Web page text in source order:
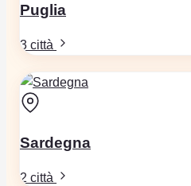
Puglia
3 città
Sardegna
2 città